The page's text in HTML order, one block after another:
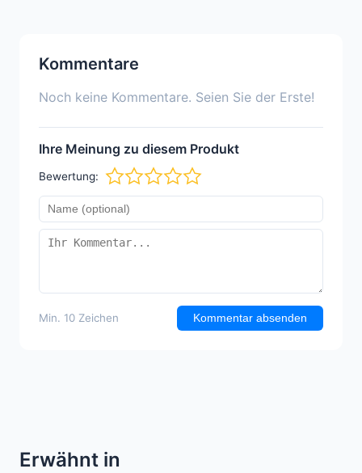
Kommentare
Noch keine Kommentare. Seien Sie der Erste!
Ihre Meinung zu diesem Produkt
Bewertung:
Min. 10 Zeichen Kommentar absenden
Erwähnt in